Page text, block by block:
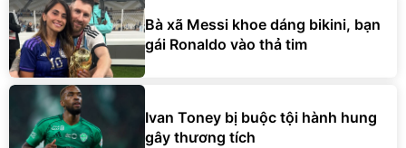
Bà xã Messi khoe dáng bikini, bạn
gái Ronaldo vào thả tim
Ivan Toney bị buộc tội hành hung
gây thương tích